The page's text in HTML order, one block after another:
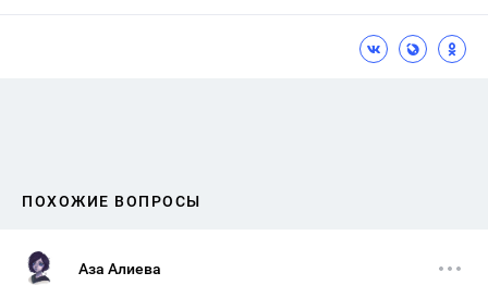
ПОХОЖИЕ ВОПРОСЫ
Аза Алиева